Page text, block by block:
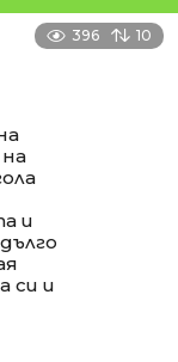
396 10
и
си и